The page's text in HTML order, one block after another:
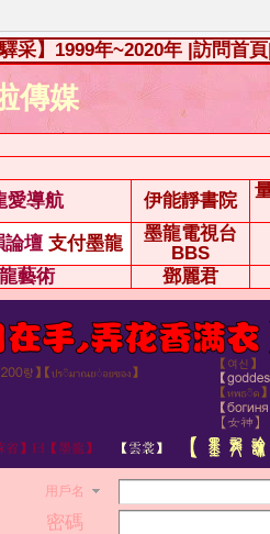
采】1999年~2020年 |訪問首
傳媒
愛導航 伊能靜書院
論壇 支付墨龍
墨龍電視台
BBS
藝術 鄧麗君
用戶名
密碼